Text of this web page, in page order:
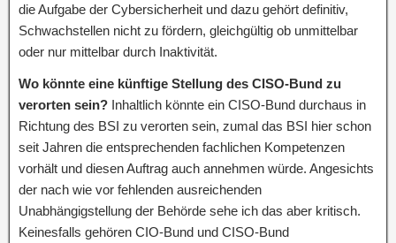
die Aufgabe der Cybersicherheit und dazu gehört definitiv,
Schwachstellen nicht zu fördern, gleichgültig ob unmittelbar
oder nur mittelbar durch Inaktivität.
Wo könnte eine künftige Stellung des CISO-Bund zu
verorten sein? Inhaltlich könnte ein CISO-Bund durchaus in
Richtung des BSI zu verorten sein, zumal das BSI hier schon
seit Jahren die entsprechenden fachlichen Kompetenzen
vorhält und diesen Auftrag auch annehmen würde. Angesichts
der nach wie vor fehlenden ausreichenden
Unabhängigstellung der Behörde sehe ich das aber kritisch.
Keinesfalls gehören CIO-Bund und CISO-Bund